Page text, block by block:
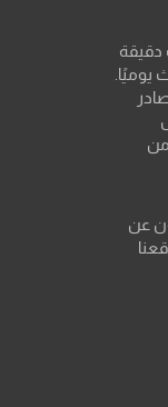
دقيقة
يوميًا.
عن